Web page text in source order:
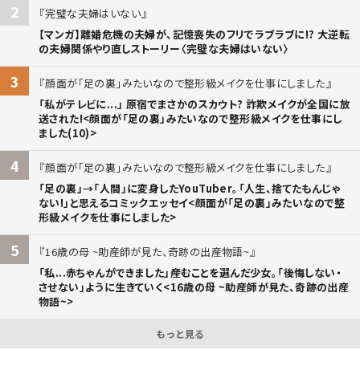
2
完璧な夫婦はいない
【マンガ】離婚危機の夫婦が、記憶喪失のフリでラブラブに!? 大逆転
の夫婦関係やり直しストーリー〈完璧な夫婦はいない〉
3
顔面が「足の裏」みたいなので整形級メイクを仕事にしました
「私がテレビに...」 原宿でまさかのスカウト? 詐欺メイクが全国に放
送された!<顔面が「足の裏」みたいなので整形級メイクを仕事にし
ました(10)>
4
顔面が「足の裏」みたいなので整形級メイクを仕事にしました
「足の裏」→「人間」に変身したYouTuber。「人生、捨てたもんじゃ
ない!」と思えるコミックエッセイ<顔面が「足の裏」みたいなので整
形級メイクを仕事にしました>
5
16歳の母 ~助産師が見た、奇跡の出産物語~
「私...赤ちゃんができました」――産むことを選んだ少女。「後悔しない・
させない」ように生きていく<16歳の母 ~助産師が見た、奇跡の出産
物語~>
もっと見る